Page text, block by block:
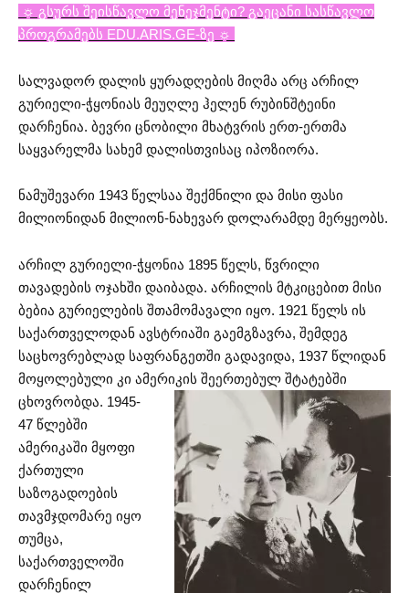
☼ გსურს შეისწავლო მენეჯმენტი? გაეცანი სასწავლო
პროგრამებს EDU.ARIS.GE-ზე ☼
სალვადორ დალის ყურადღების მიღმა არც არჩილ
გურიელი-ჭყონიას მეუღლე ჰელენ რუბინშტეინი
დარჩენია. ბევრი ცნობილი მხატვრის ერთ-ერთმა
საყვარელმა სახემ დალისთვისაც იპოზიორა.
ნამუშევარი 1943 წელსაა შექმნილი და მისი ფასი
მილიონიდან მილიონ-ნახევარ დოლარამდე მერყეობს.
არჩილ გურიელი-ჭყონია 1895 წელს, წვრილი
თავადების ოჯახში დაიბადა. არჩილის მტკიცებით მისი
ბებია გურიელების შთამომავალი იყო. 1921 წელს ის
საქართველოდან ავსტრიაში გაემგზავრა, შემდეგ
საცხოვრებლად საფრანგეთში გადავიდა, 1937 წლიდან
მოყოლებული კი ამერიკის შეერთებულ შტატებში
ცხოვრობდა. 1945-
47 წლებში
ამერიკაში მყოფი
ქართული
საზოგადოების
თავმჯდომარე იყო
თუმცა,
საქართველოში
დარჩენილ